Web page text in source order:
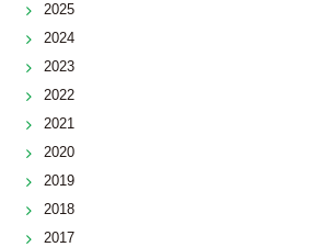
2025
2024
2023
2022
2021
2020
2019
2018
2017